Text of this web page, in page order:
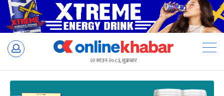
Skip
२२ साउन २०८३, शुक्रबार